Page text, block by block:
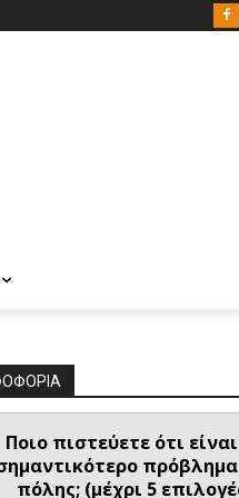
Ποιο πιστεύετε ότι
πόλης; (μέχρι 5